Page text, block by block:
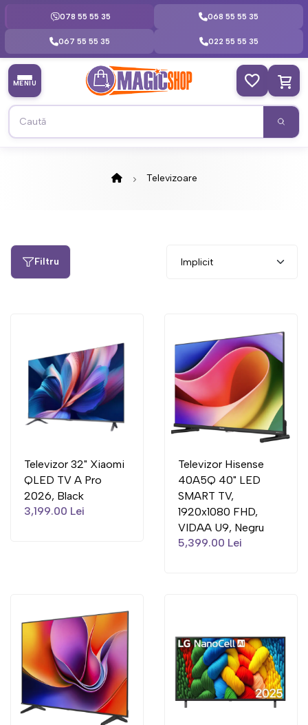
078 55 55 35 068 55 55 35
067 55 55 35 022 55 55 35
MENIU
Televizoare
Filtru
Televizor 32" Xiaomi
QLED TV A Pro
2026, Black
3,199.00 Lei
Televizor Hisense
40A5Q 40" LED
SMART TV,
1920x1080 FHD,
VIDAA U9, Negru
5,399.00 Lei